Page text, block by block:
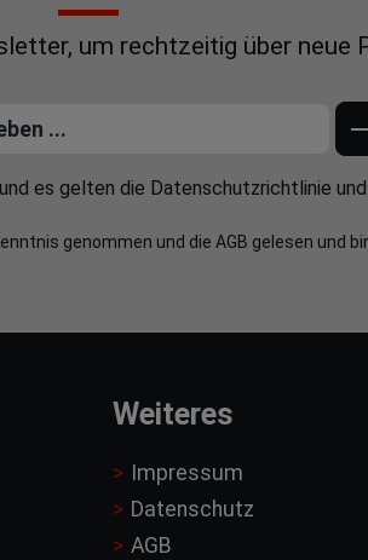
um rechtzeitig über
es gelten die Datenschutzrichtlinie und
genommen und die AGB gelesen und
Weiteres
Impressum
Datenschutz
AGB